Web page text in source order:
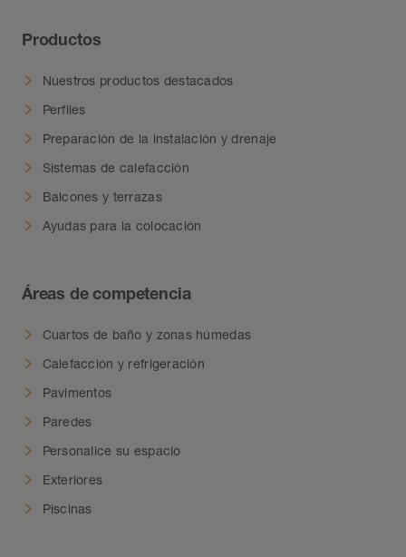
Productos
Nuestros productos destacados
Perfiles
Preparación de la instalación y drenaje
Sistemas de calefacción
Balcones y terrazas
Ayudas para la colocación
Áreas de competencia
Cuartos de baño y zonas húmedas
Calefacción y refrigeración
Pavimentos
Paredes
Personalice su espacio
Exteriores
Piscinas